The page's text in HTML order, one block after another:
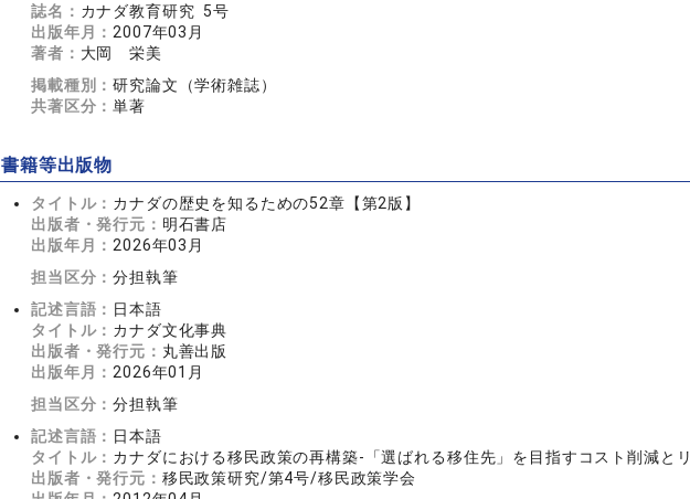
誌名： カナダ教育研究 5号
出版年月： 2007年03月
著者： 大岡 栄美
掲載種別：研究論文（学術雑誌）
共著区分：単著
書籍等出版物
タイトル： カナダの歴史を知るための52章【第2版】
出版者・発行元： 明石書店
出版年月： 2026年03月
担当区分：分担執筆
記述言語： 日本語
タイトル： カナダ文化事典
出版者・発行元： 丸善出版
出版年月： 2026年01月
担当区分：分担執筆
記述言語： 日本語
タイトル： カナダにおける移民政策の再構築‐「選ばれる移住先」を目指すコスト削減と
出版者・発行元： 移民政策研究/第4号/移民政策学会